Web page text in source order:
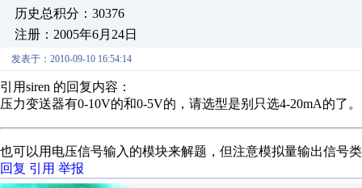
历史总积分：30376
注册：2005年6月24日
发表于：2010-09-10 16:54:14
引用siren 的回复内容：
压力变送器有0-10V的和0-5V的，请选型是别只选4-20mA的了。
也可以用电压信号输入的模块来解题，但注意模拟量输出信号
回复 引用 举报